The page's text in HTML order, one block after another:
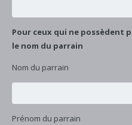
Pour ceux qui ne possèdent
le nom du parrain
Nom du parrain
Prénom du parrain